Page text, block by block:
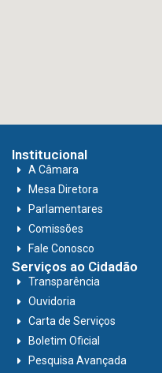
Institucional
A Câmara
Mesa Diretora
Parlamentares
Comissões
Fale Conosco
Serviços ao Cidadão
Transparência
Ouvidoria
Carta de Serviços
Boletim Oficial
Pesquisa Avançada